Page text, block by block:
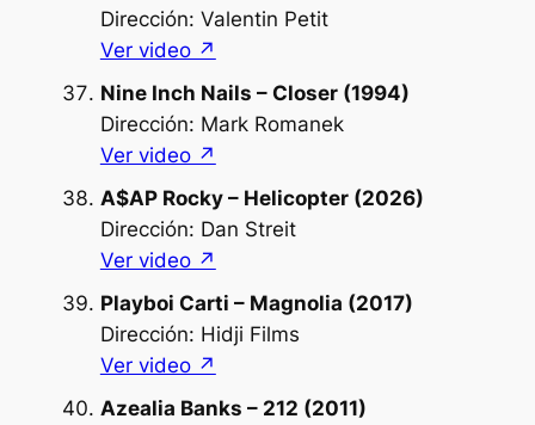
Dirección: Valentin Petit
Ver video ↗︎
Nine Inch Nails – Closer (1994)
Dirección: Mark Romanek
Ver video ↗︎
A$AP Rocky – Helicopter (2026)
Dirección: Dan Streit
Ver video ↗︎
Playboi Carti – Magnolia (2017)
Dirección: Hidji Films
Ver video ↗︎
Azealia Banks – 212 (2011)